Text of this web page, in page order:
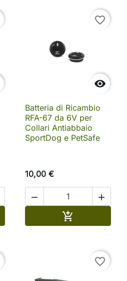

favorite_border
Batteria di Ricambio
RFA-67 da 6V per
Collari Antiabbaio
SportDog e PetSafe
10,00 €
 

favorite_border